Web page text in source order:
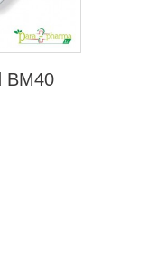
BM40